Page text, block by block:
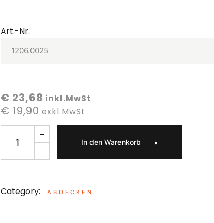
Art.-Nr.
€ 23,68 inkl.MwSt
€ 19,90 exkl.MwSt
In den Warenkorb
Category: ABDECKEN